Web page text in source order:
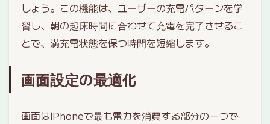
しょう。この機能は、ユーザーの充電パターンを学
習し、朝の起床時間に合わせて充電を完了させるこ
とで、満充電状態を保つ時間を短縮します。
画面設定の最適化
画面はiPhoneで最も電力を消費する部分の一つで